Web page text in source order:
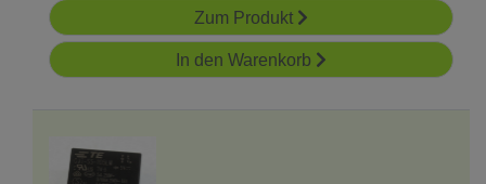
Zum Produkt
In den Warenkorb